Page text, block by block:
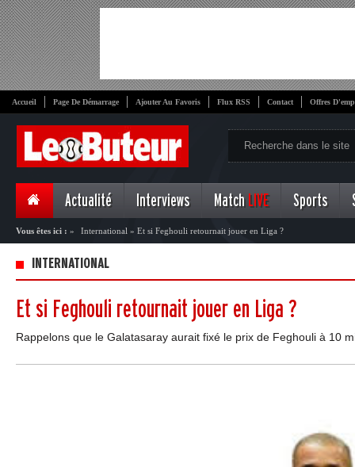
Accueil Page De Démarrage Ajouter Au Favoris Flux RSS Contact Offres
Actualité Interviews Match LIVE Sports
Vous êtes ici : » International » Et si Feghouli retournait jouer en Liga ?
INTERNATIONAL
Et si Feghouli retournait jouer en Liga ?
Rappelons que le Galatasaray aurait fixé le prix de Feghouli à 10